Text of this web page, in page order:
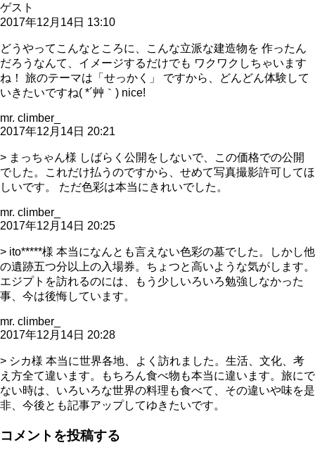
ゲスト
2017年12月14日 13:10
どうやってこんなところに、こんな立派な建造物を 作ったん
だろうなんて、イメージするだけでも ワクワクしちゃいます
ね！ 旅のテーマは「せっかく」 ですから、どんどん体験して
いきたいですね( *´艸｀) nice!
mr. climber_
2017年12月14日 20:21
> まっちゃん様 しばらく公開をしないで、この価格での公開
でした。これだけ払うのですから、せめて写真撮影許可してほ
しいです。 ただ色彩は本当にきれいでした。
mr. climber_
2017年12月14日 20:25
> ito*****様 本当になんとも言えない色彩の墓でした。しかし他
の遺跡五つ分以上の入場券。ちょつと高いような気がします。
エジプトを訪れるのには、もう少しいろいろ勉強しなかった
事、今は後悔しています。
mr. climber_
2017年12月14日 20:28
> シカ様 本当に世界各地、よく訪れました。生活、文化、考
え方全て違います。もちろん食べ物も本当に違います。旅にで
ない時は、いろいろな世界の料理も食べて、その違いや味を是
非、今後とも記事アップしてゆきたいです。
コメントを投稿する